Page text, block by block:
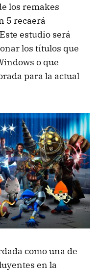
los remakes
5 recaerá
estudio será
los títulos que
o que
para la actual
como una de
en la